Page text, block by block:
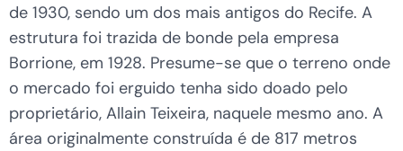
de 1930, sendo um dos mais antigos do Recife. A
estrutura foi trazida de bonde pela empresa
Borrione, em 1928. Presume-se que o terreno onde
o mercado foi erguido tenha sido doado pelo
proprietário, Allain Teixeira, naquele mesmo ano. A
área originalmente construída é de 817 metros